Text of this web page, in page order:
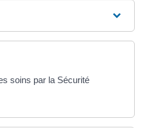
soins par la Sécurité